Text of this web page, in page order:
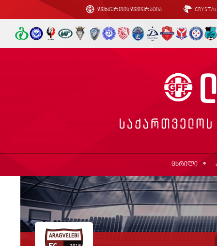
ფეხბურთის ფედერაცია
ცხრილი